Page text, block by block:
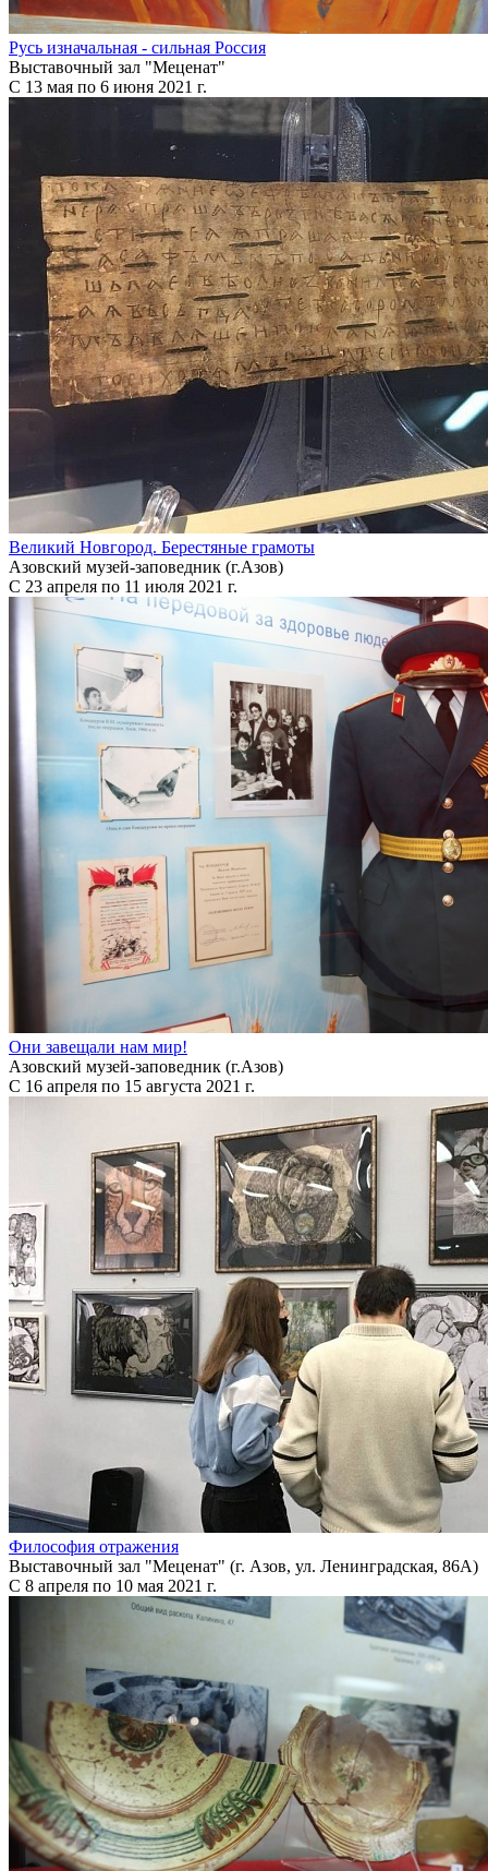
Русь изначальная - сильная Россия
Выставочный зал "Меценат"
С 13 мая по 6 июня 2021 г.
Великий Новгород. Берестяные грамоты
Азовский музей-заповедник (г.Азов)
С 23 апреля по 11 июля 2021 г.
Они завещали нам мир!
Азовский музей-заповедник (г.Азов)
С 16 апреля по 15 августа 2021 г.
Философия отражения
Выставочный зал "Меценат" (г. Азов, ул. Ленинградская, 86А)
С 8 апреля по 10 мая 2021 г.